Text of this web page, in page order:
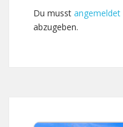
Du musst angemeldet
abzugeben.